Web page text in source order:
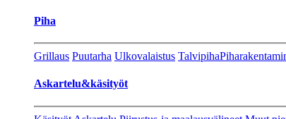
Piha
Grillaus Puutarha Ulkovalaistus Talvipiha
Askartelu&käsityöt